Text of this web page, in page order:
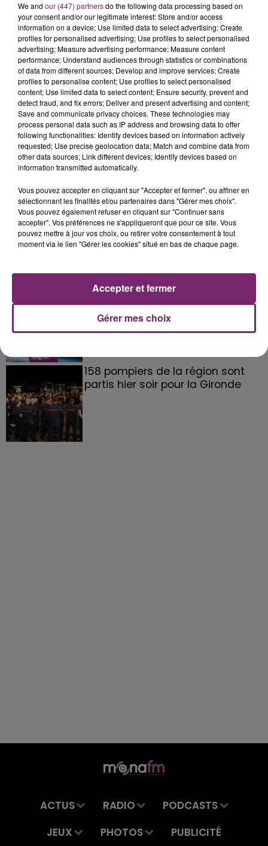
La Bulle - Guinguette éphémère
de Frelinghien !
éclipse solaire du 12 Août 2026
158 pompiers de la région sont
partis hier soir pour la Gironde
ACTUS RADIO
PODCASTS
JEUX
PHOTOS PUBLICITÉ
We and our (447) partnersdo the following data processing based on
your consent and/or our legitimate interest: Store and/or access
information on a device; Use limited data to select advertising; Create
profiles for personalised advertising; Use profiles to select personalised
advertising; Measure advertising performance; Measure content
performance; Understand audiences through statistics or combinations
of data from different sources; Develop and improve services; Create
profiles to personalise content; Use profiles to select personalised
content; Use limited data to select content; Ensure security, prevent and
detect fraud, and fix errors; Deliver and present advertising and content;
Save and communicate privacy choices. These technologies may
process personal data such as IP address and browsing data to offer
following functionalities: Identify devices based on information actively
requested; Use precise geolocation data; Match and combine data from
other data sources; Link different devices; Identify devices based on
information transmitted automatically.
Vous pouvez accepter en cliquant sur "Accepter et fermer", ou affiner en
sélectionnant les finalités et/ou partenaires dans "Gérer mes choix".
Vous pouvez également refuser en cliquant sur "Continuer sans
accepter". Vos préférences ne s'appliqueront que pour ce site. Vous
pouvez mettre à jour vos choix, ou retirer votre consentement à tout
moment via le lien "Gérer les cookies" situé en bas de chaque page.
Gérer mes choix
Accepter et fermer